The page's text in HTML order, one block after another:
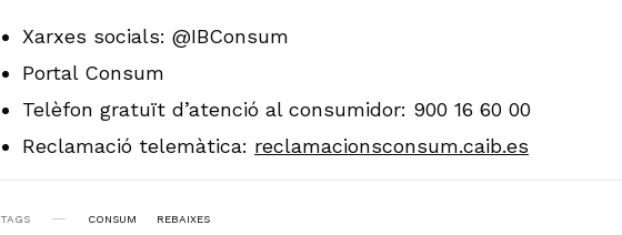
Xarxes socials: @IBConsum
Portal Consum
Telèfon gratuït d’atenció al consumidor: 900 16 60 00
Reclamació telemàtica: reclamacionsconsum.caib.es
TAGS CONSUM REBAIXES